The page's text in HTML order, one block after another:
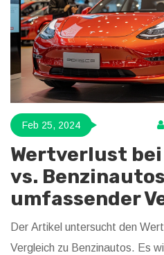
Feb 25, 2024
Wertverlust
vs.
umfassender
Der Artikel untersucht den
Vergleich zu Benzinautos. Es